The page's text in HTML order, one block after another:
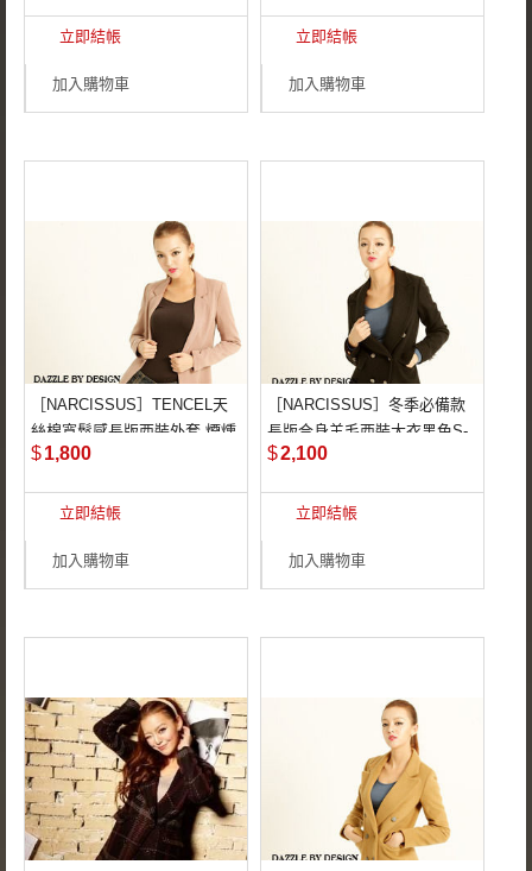
秋冬必備寬鬆垂墜時
髦剪裁
立即結帳
加入購物車
窄版合身超顯瘦剪裁
立即結帳
加入購物車
STYLE－NAW1126J
100％ TENCEL天絲
秋冬必備寬鬆垂墜時
髦剪裁
［NARCISSUS］TENCEL天
絲棉寬鬆感長版西裝外套 煙燻
粉S-M
$1,800
立即結帳
加入購物車
STYLE－NAW1129J
65％特選羊毛保暖面
背後下擺開叉設計
［NARCISSUS］冬季必備款
長版合身羊毛西裝大衣黑色S-
M
$2,100
立即結帳
加入購物車